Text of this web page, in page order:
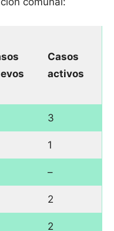
Casos
activos
3
1
–
2
2